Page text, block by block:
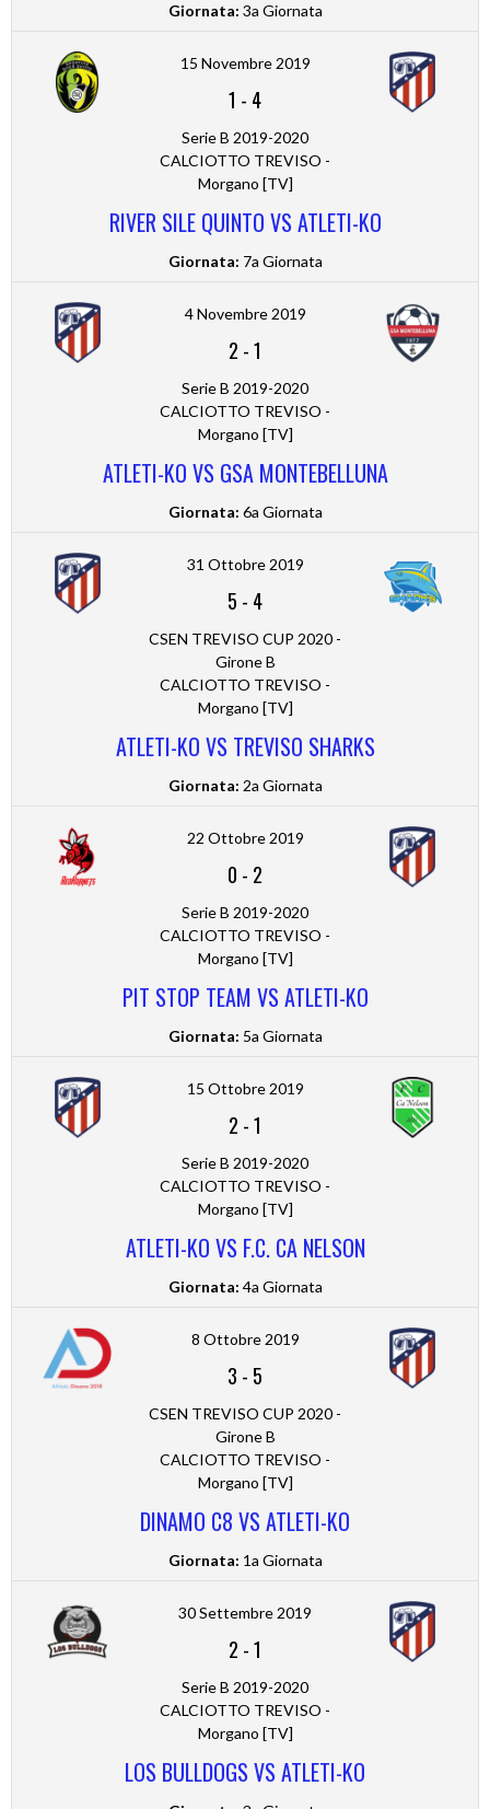
Giornata: 3a Giornata
15 Novembre 2019
1 - 4
Serie B 2019-2020
CALCIOTTO TREVISO -
Morgano [TV]
RIVER SILE QUINTO VS ATLETI-KO
Giornata: 7a Giornata
4 Novembre 2019
2 -1
Serie B 2019-2020
CALCIOTTO TREVISO -
Morgano [TV]
ATLETI-KO VS GSA MONTEBELLUNA
Giornata: 6a Giornata
31 Ottobre 2019
5 - 4
CSEN TREVISO CUP 2020 -
Girone B
CALCIOTTO TREVISO -
Morgano [TV]
ATLETI-KO VS TREVISO SHARKS
Giornata: 2a Giornata
22 Ottobre 2019
0 - 2
Serie B 2019-2020
CALCIOTTO TREVISO -
Morgano [TV]
PIT STOP TEAM VS ATLETI-KO
Giornata: 5a Giornata
15 Ottobre 2019
2 -1
Serie B 2019-2020
CALCIOTTO TREVISO -
Morgano [TV]
ATLETI-KO VS F.C. CA NELSON
Giornata: 4a Giornata
8 Ottobre 2019
3 - 5
CSEN TREVISO CUP 2020 -
Girone B
CALCIOTTO TREVISO -
Morgano [TV]
DINAMO C8 VS ATLETI-KO
Giornata: 1a Giornata
30 Settembre 2019
2 -1
Serie B 2019-2020
CALCIOTTO TREVISO -
Morgano [TV]
LOS BULLDOGS VS ATLETI-KO